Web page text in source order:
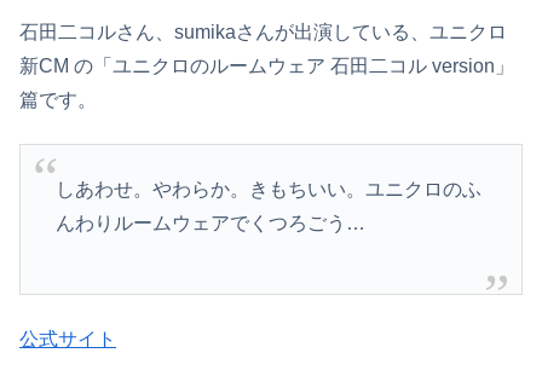
石田二コルさん、sumikaさんが出演している、ユニクロ
新CM の「ユニクロのルームウェア 石田二コル version」
篇です。
しあわせ。やわらか。きもちいい。ユニクロのふ
んわりルームウェアでくつろごう…
公式サイト